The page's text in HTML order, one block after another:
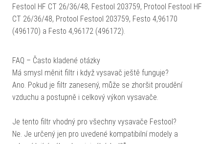
Festool HF CT 26/36/48, Festool 203759, Protool Festool HF
CT 26/36/48, Protool Festool 203759, Festo 4,96170
(496170) a Festo 4,96172 (496172).
FAQ – Často kladené otázky
Má smysl měnit filtr i když vysavač ještě funguje?
Ano. Pokud je filtr zanesený, může se zhoršit proudění
vzduchu a postupně i celkový výkon vysavače.
Je tento filtr vhodný pro všechny vysavače Festool?
Ne. Je určený jen pro uvedené kompatibilní modely a